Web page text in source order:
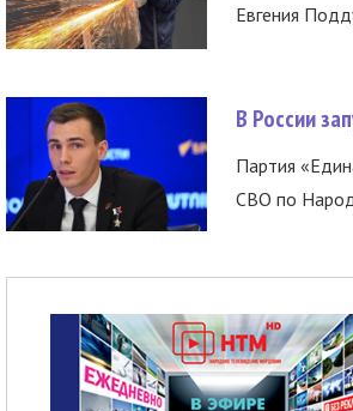
Евгения
В России
Партия
СВО по